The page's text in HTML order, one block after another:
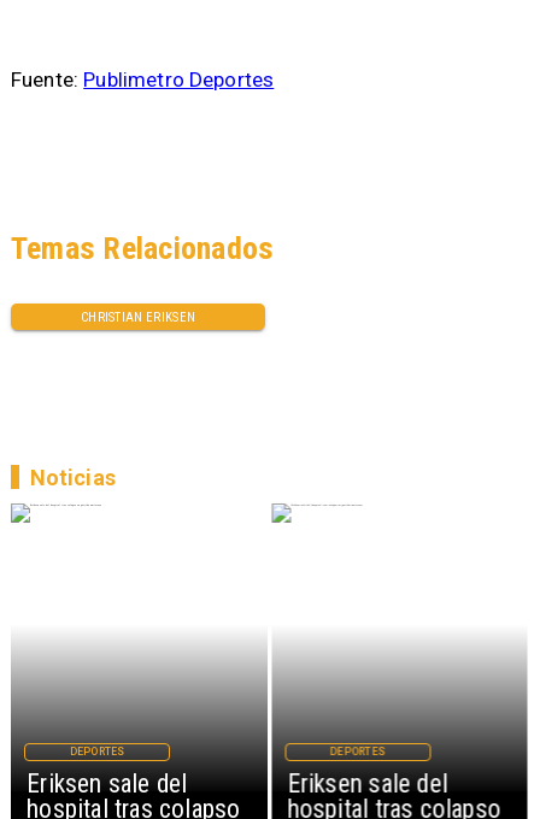
Fuente: Publimetro Deportes
CHRISTIAN ERIKSEN
Temas Relacionados
Eriksen sale del
hospital tras colapso
DEPORTES
Eriksen sale del
hospital tras colapso
DEPORTES
Noticias